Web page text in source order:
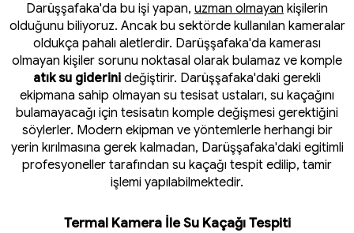
Darüşşafaka'da bu işi yapan, uzman olmayan kişilerin
olduğunu biliyoruz. Ancak bu sektörde kullanılan kameralar
oldukça pahalı aletlerdir. Darüşşafaka'da kamerası
olmayan kişiler sorunu noktasal olarak bulamaz ve komple
atık su giderini değiştirir. Darüşşafaka'daki gerekli
ekipmana sahip olmayan su tesisat ustaları, su kaçağını
bulamayacağı için tesisatın komple değişmesi gerektiğini
söylerler. Modern ekipman ve yöntemlerle herhangi bir
yerin kırılmasına gerek kalmadan, Darüşşafaka'daki egitimli
profesyoneller tarafından su kaçağı tespit edilip, tamir
işlemi yapılabilmektedir.
Termal Kamera İle Su Kaçağı Tespiti